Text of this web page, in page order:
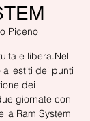
Piceno
e libera.Nel
dei punti
dei
giornate con
Ram System